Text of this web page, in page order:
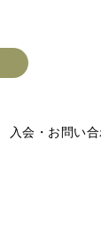
入会・お問い